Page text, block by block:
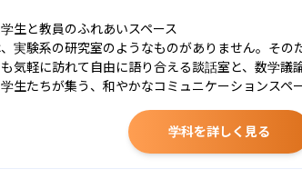
生と教員のふれあいスペース
実験系の研究室のようなものがありません。そ
気軽に訪れて自由に語り合える談話室と、数学
生たちが集う、和やかなコミュニケーションスペ
学科を詳しく見る